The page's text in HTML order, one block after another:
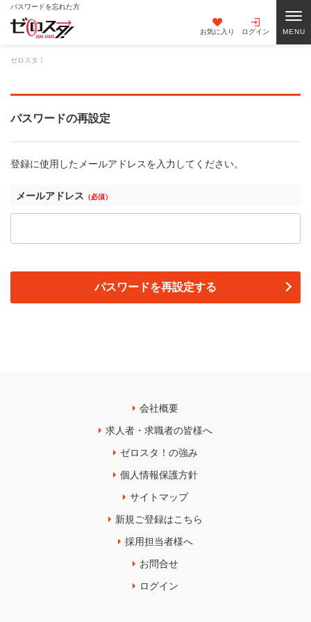
パスワードを忘れた方
お気に入り ログイン
ゼロスタ！
パスワードの再設定
登録に使用したメールアドレスを入力してください。
メールアドレス （必須）
パスワードを再設定する
会社概要
求人者・求職者の皆様へ
ゼロスタ！の強み
個人情報保護方針
サイトマップ
新規ご登録はこちら
採用担当者様へ
お問合せ
ログイン